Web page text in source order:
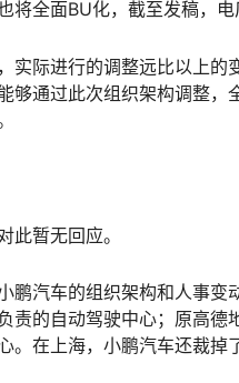
将全面BU化，截至发稿，
实际进行的调整远比以上
够通过此次组织架构调整
此暂无回应。
鹏汽车的组织架构和人事
责的自动驾驶中心；原高
。在上海，小鹏汽车还裁掉